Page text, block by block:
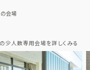
会場
少人数専用会場を詳しくみる